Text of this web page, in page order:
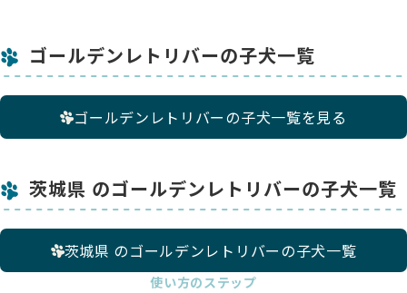
子犬はすべて福田ブリーダーがしっかりと大切に育てた子犬で
す。
子犬たちは母親の愛情をたっぷり受け、兄弟と遊び、幼い時か
ら人からの愛情も与えて明るくてフレンドリーな性格に育てお
り、誰からも愛される性格の良い子犬、健康・健全な子犬をお
客様・ご家族にお譲りできるよう心がけています。
両親犬は股関節形成不全検査、ＰＲＡ遺伝子検査、ＥＩＣ遺伝
子検査、ブルセラ症抗体検査、狂犬病予防接種、混合ワクチン
接種、フィラリア予防薬、検便を定期的に受けて、安心・安全
な繁殖を心がけています。
また、母体の健康を考え生涯出産は6回まで、５才以降の出産
はしません。（４才中引退）
ゴールデンレトリバーの子犬一覧
ゴールデンレトリバーの子犬一覧を見る
茨城県 のゴールデンレトリバーの子犬一覧
茨城県 のゴールデンレトリバーの子犬一覧
使い方のステップ